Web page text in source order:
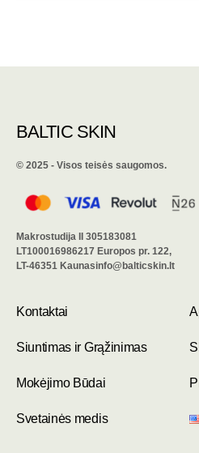
BALTIC SKIN
©️ 2025 - Visos teisės saugomos.
Kontaktai
Siuntimas ir Grąžinimas
Mokėjimo Būdai
Svetainės medis
Makrostudija II 305183081
LT100016986217 Europos pr. 122,
LT-46351 Kaunasinfo@balticskin.lt